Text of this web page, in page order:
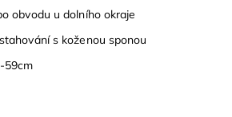
obvodu u dolního okraje
s koženou sponou
59cm